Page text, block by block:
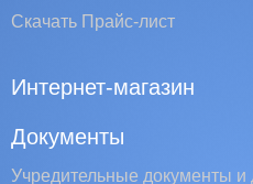
Скачать Прайс-лист
Интернет-магазин
Документы
Учредительные документы и